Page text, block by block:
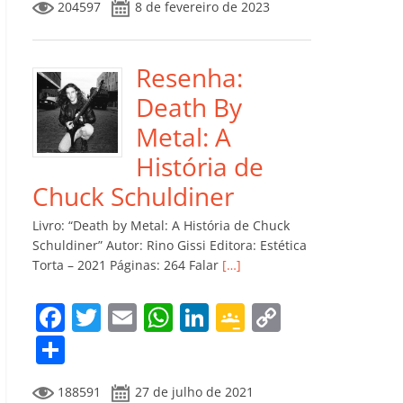
e
b
o
o
k
er l s
A
p
p
e
dI
n
gl
e
ro
m
Li
m
p
ar
til
h
ar
204597 8 de fevereiro de 2023
Resenha:
Death By
Metal: A
História de
Chuck Schuldiner
Livro: “Death by Metal: A História de Chuck
Schuldiner” Autor: Rino Gissi Editora: Estética
Torta – 2021 Páginas: 264 Falar […]
F T
itt
E W Li G
o
188591 27 de julho de 2021